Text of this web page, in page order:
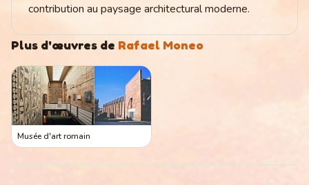
contribution au paysage architectural moderne.
Plus d'œuvres de Rafael Moneo
Musée d'art romain